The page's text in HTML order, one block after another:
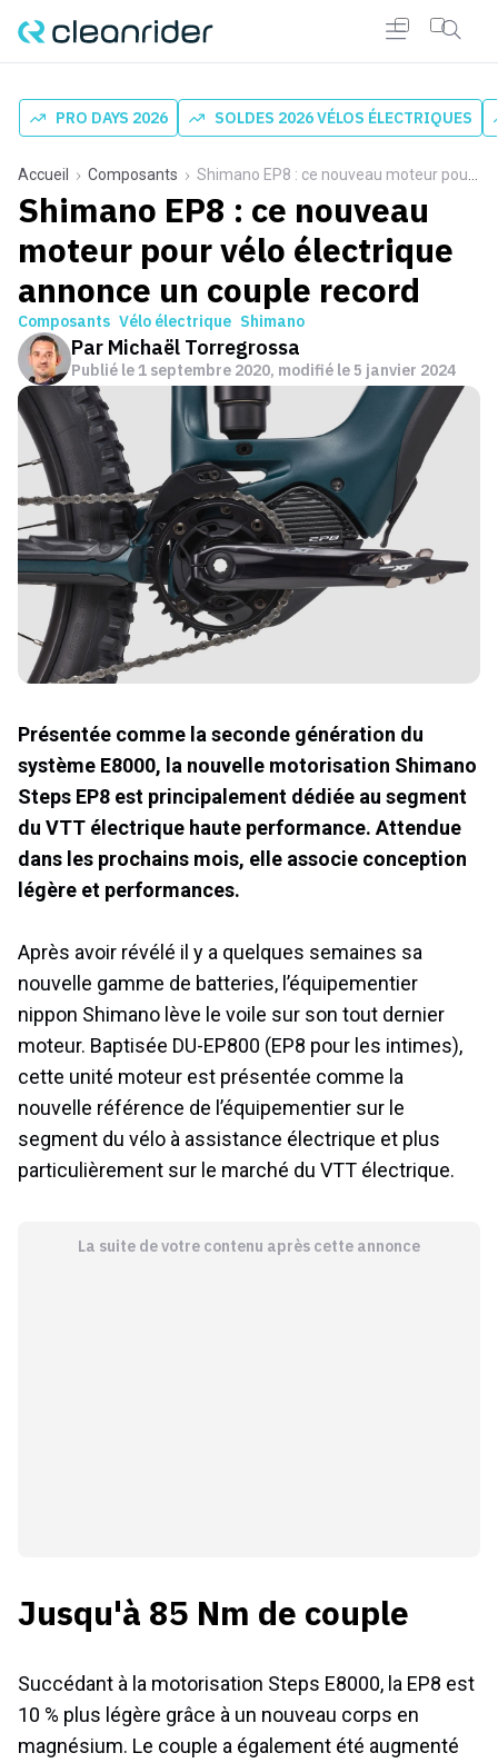
PRO DAYS 2026 SOLDES 2026 VÉLOS ÉLECTRIQUES
Accueil Composants Shimano EP8 : ce nouveau moteur pour vélo électrique annonce un couple record
Shimano EP8 : ce nouveau
moteur pour vélo électrique
annonce un couple record
Composants Vélo électrique Shimano
Par Michaël Torregrossa
Publié le1 septembre 2020, modifié le 5 janvier 2024
Présentée comme la seconde génération du
système E8000, la nouvelle motorisation Shimano
Steps EP8 est principalement dédiée au segment
du VTT électrique haute performance. Attendue
dans les prochains mois, elle associe conception
légère et performances.
Après avoir révélé il y a quelques semaines sa
nouvelle gamme de batteries, l’équipementier
nippon Shimano lève le voile sur son tout dernier
moteur. Baptisée DU-EP800 (EP8 pour les intimes),
cette unité moteur est présentée comme la
nouvelle référence de l’équipementier sur le
segment du vélo à assistance électrique et plus
particulièrement sur le marché du VTT électrique.
La suite de votre contenu après cette annonce
Jusqu'à 85 Nm de couple
Succédant à la motorisation Steps E8000, la EP8 est
10 % plus légère grâce à un nouveau corps en
magnésium. Le couple a également été augmenté